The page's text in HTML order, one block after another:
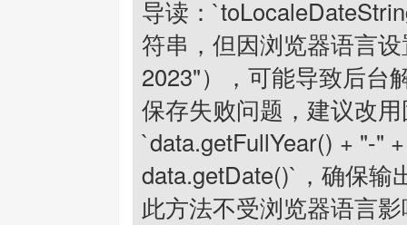
导读：
符串，但因浏览器语言
2023"），可能导致后台
保存失败问题，建议改
`data.getFullYear() + "-"
data.getDate()`，确保输
此方法不受浏览器语言